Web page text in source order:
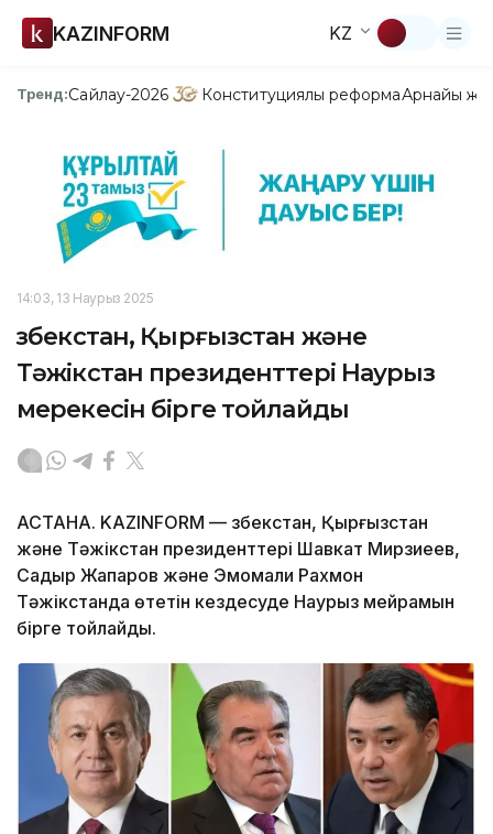
KAZINFORM KZ
Тренд:Сайлау-2026 Конституциялық реформаАрнайы
14:03, 13 Наурыз 2025
Өзбекстан, Қырғызстан және
Тәжікстан президенттері Наурыз
мерекесін бірге тойлайды
АСТАНА. KAZINFORM — Өзбекстан, Қырғызстан
және Тәжікстан президенттері Шавкат Мирзиеев,
Садыр Жапаров және Эмомали Рахмон
Тәжікстанда өтетін кездесуде Наурыз мейрамын
бірге тойлайды.